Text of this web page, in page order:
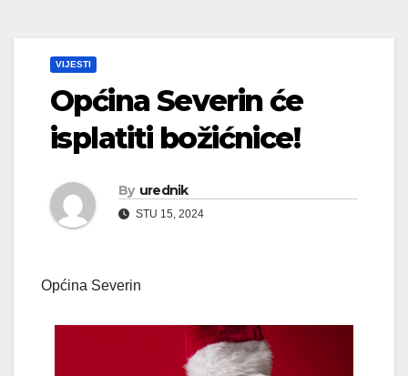
VIJESTI
Općina Severin će
isplatiti božićnice!
By urednik
STU 15, 2024
Općina Severin